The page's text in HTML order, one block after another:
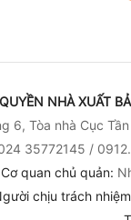
NHÀ XUẤT
6, Tòa nhà Cục
35772145 /
Cơ quan chủ quản:
chịu trách